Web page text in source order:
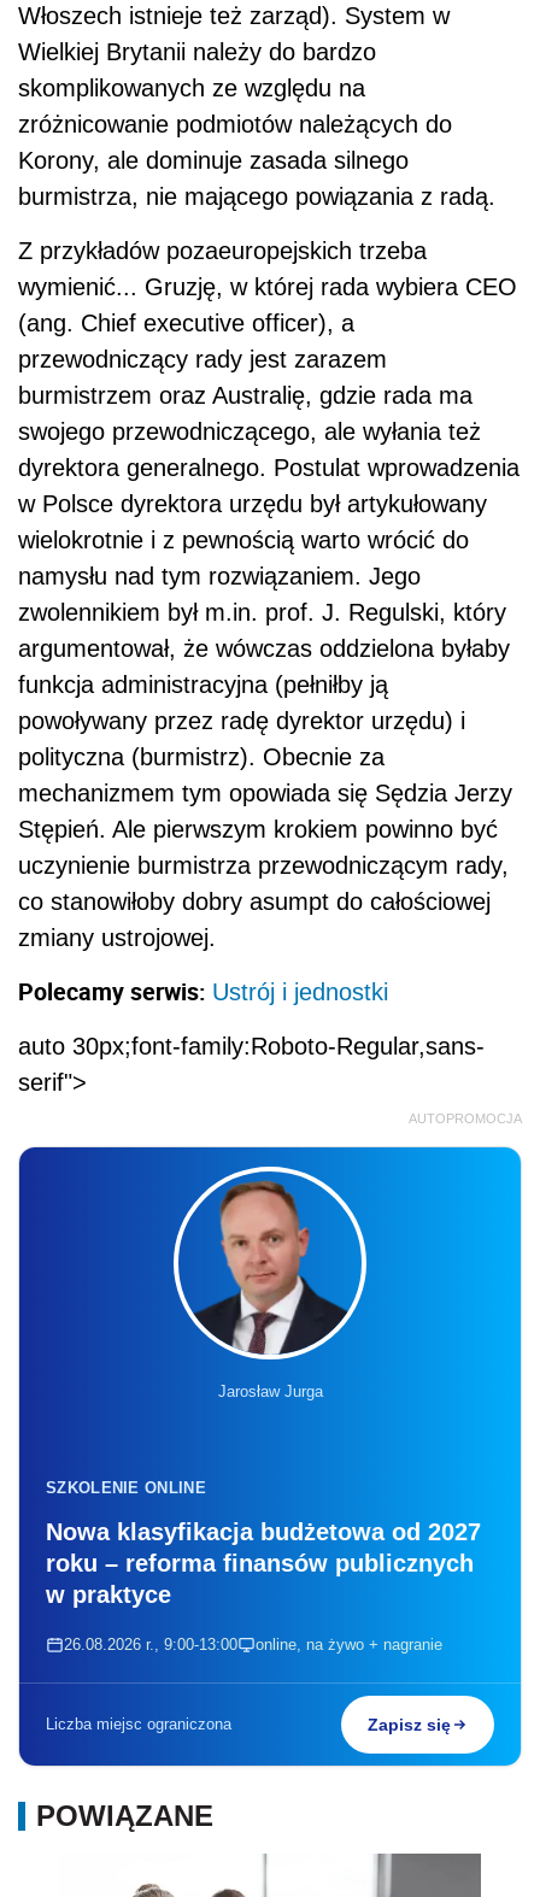
Włoszech istnieje też zarząd). System w
Wielkiej Brytanii należy do bardzo
skomplikowanych ze względu na
zróżnicowanie podmiotów należących do
Korony, ale dominuje zasada silnego
burmistrza, nie mającego powiązania z radą.
Z przykładów pozaeuropejskich trzeba
wymienić... Gruzję, w której rada wybiera CEO
(ang. Chief executive officer), a
przewodniczący rady jest zarazem
burmistrzem oraz Australię, gdzie rada ma
swojego przewodniczącego, ale wyłania też
dyrektora generalnego. Postulat wprowadzenia
w Polsce dyrektora urzędu był artykułowany
wielokrotnie i z pewnością warto wrócić do
namysłu nad tym rozwiązaniem. Jego
zwolennikiem był m.in. prof. J. Regulski, który
argumentował, że wówczas oddzielona byłaby
funkcja administracyjna (pełniłby ją
powoływany przez radę dyrektor urzędu) i
polityczna (burmistrz). Obecnie za
mechanizmem tym opowiada się Sędzia Jerzy
Stępień. Ale pierwszym krokiem powinno być
uczynienie burmistrza przewodniczącym rady,
co stanowiłoby dobry asumpt do całościowej
zmiany ustrojowej.
Polecamy serwis: Ustrój i jednostki
auto 30px;font-family:Roboto-Regular,sans-
serif">
AUTOPROMOCJA
Jarosław Jurga
SZKOLENIE ONLINE
Nowa klasyfikacja budżetowa od 2027
roku – reforma finansów publicznych
w praktyce
26.08.2026 r., 9:00-13:00 online, na żywo + nagranie
Liczba miejsc ograniczona Zapisz się
POWIĄZANE